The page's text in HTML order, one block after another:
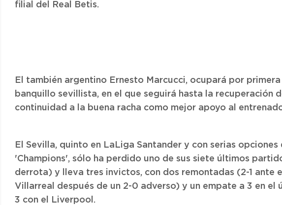
filial del Real Betis.
El también argentino Ernesto Marcucci, ocupará por
banquillo sevillista, en el que seguirá hasta la recuperación
continuidad a la buena racha como mejor apoyo al
El Sevilla, quinto en LaLiga Santander y con serias
'Champions', sólo ha perdido uno de sus siete últimos
derrota) y lleva tres invictos, con dos remontadas (2-1 ante
Villarreal después de un 2-0 adverso) y un empate a 3 en
3 con el Liverpool.